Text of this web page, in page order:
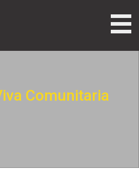
Comunitaria